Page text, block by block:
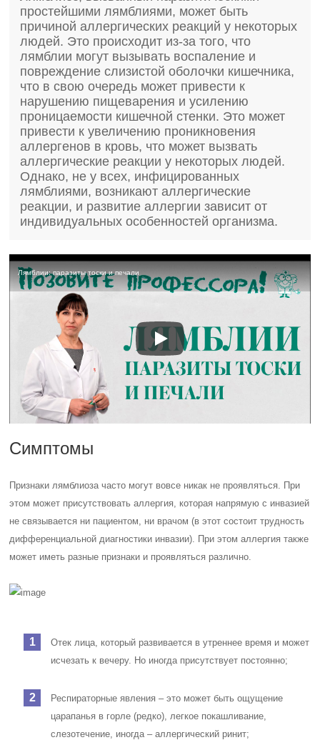
простейшими лямблиями, может быть
причиной аллергических реакций у некоторых
людей. Это происходит из-за того, что
лямблии могут вызывать воспаление и
повреждение слизистой оболочки кишечника,
что в свою очередь может привести к
нарушению пищеварения и усилению
проницаемости кишечной стенки. Это может
привести к увеличению проникновения
аллергенов в кровь, что может вызвать
аллергические реакции у некоторых людей.
Однако, не у всех, инфицированных
лямблиями, возникают аллергические
реакции, и развитие аллергии зависит от
индивидуальных особенностей организма.
Лямблии: паразиты тоски и печали
Симптомы
Признаки лямблиоза часто могут вовсе никак не проявляться. При
этом может присутствовать аллергия, которая напрямую с инвазией
не связывается ни пациентом, ни врачом (в этот состоит трудность
дифференциальной диагностики инвазии). При этом аллергия также
может иметь разные признаки и проявляться различно.
Отек лица, который развивается в утреннее время и может
исчезать к вечеру. Но иногда присутствует постоянно;
Респираторные явления – это может быть ощущение
царапанья в горле (редко), легкое покашливание,
слезотечение, иногда – аллергический ринит;